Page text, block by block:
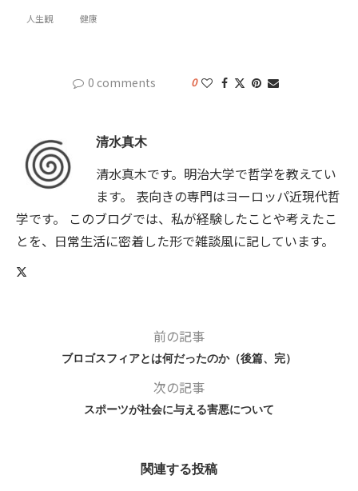
人生観 健康
0 comments 0
清水真木
清水真木です。明治大学で哲学を教えてい
ます。 表向きの専門はヨーロッパ近現代哲
学です。 このブログでは、私が経験したことや考えたこ
とを、日常生活に密着した形で雑談風に記しています。
前の記事
ブロゴスフィアとは何だったのか（後篇、完）
次の記事
スポーツが社会に与える害悪について
関連する投稿